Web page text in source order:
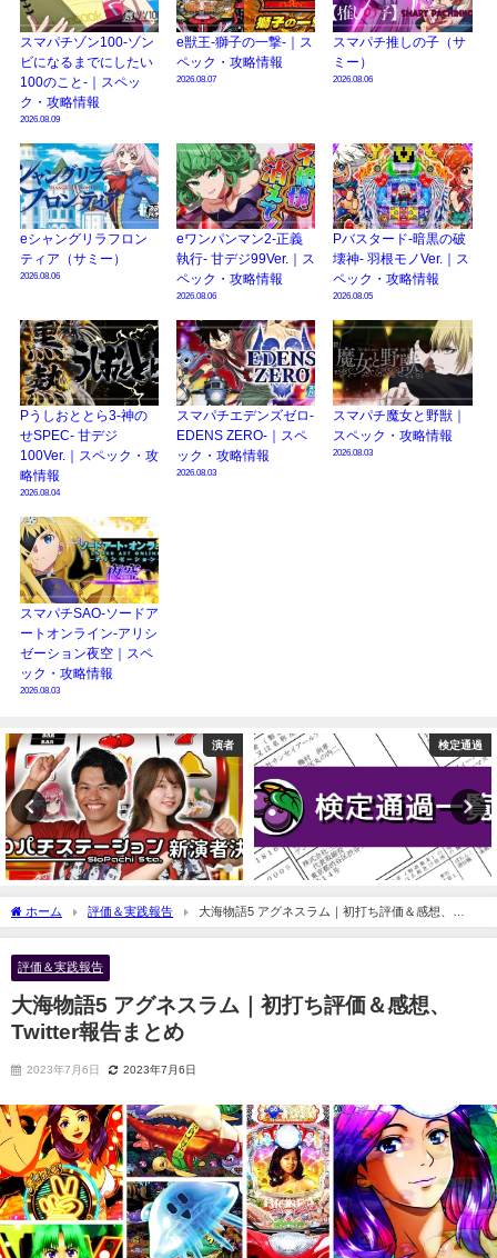
スマパチゾン100-ゾン
ビになるまでにしたい
100のこと-｜スペッ
ク・攻略情報
2026.08.09
e獣王-獅子の一撃-｜ス
ペック・攻略情報
2026.08.07
スマパチ推しの子（サ
ミー）
2026.08.06
eシャングリラフロン
ティア（サミー）
2026.08.06
eワンパンマン2-正義
執行- 甘デジ99Ver.｜ス
ペック・攻略情報
2026.08.06
Pバスタード-暗黒の破
壊神- 羽根モノVer.｜ス
ペック・攻略情報
2026.08.05
Pうしおととら3-神の
せSPEC- 甘デジ
100Ver.｜スペック・攻
略情報
2026.08.04
スマパチエデンズゼロ-
EDENS ZERO-｜スペ
ック・攻略情報
2026.08.03
スマパチ魔女と野獣｜
スペック・攻略情報
2026.08.03
スマパチSAO-ソードア
ートオンライン-アリシ
ゼーション夜空｜スペ
ック・攻略情報
2026.08.03
演者 検定通過
ホーム 評価＆実践報告
大海物語5 アグネスラム｜初打ち評価＆感想、
Twitter報告まとめ
評価＆実践報告
大海物語5 アグネスラム｜初打ち評価＆感想、
Twitter報告まとめ
2023年7月6日 2023年7月6日